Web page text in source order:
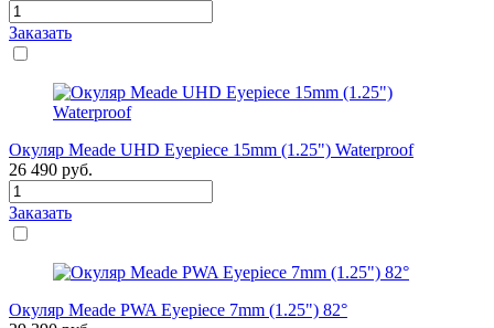
Заказать
Окуляр Meade UHD Eyepiece 15mm (1.25") Waterproof
26 490 руб.
Заказать
Окуляр Meade PWA Eyepiece 7mm (1.25") 82°